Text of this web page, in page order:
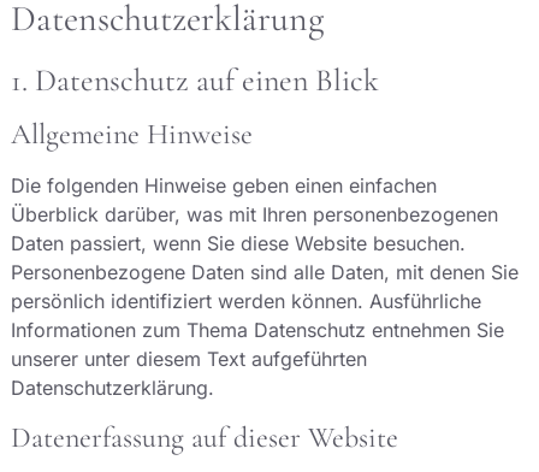
Datenschutz­erklärung
1. Datenschutz auf einen Blick
Allgemeine Hinweise
Die folgenden Hinweise geben einen einfachen
Überblick darüber, was mit Ihren personenbezogenen
Daten passiert, wenn Sie diese Website besuchen.
Personenbezogene Daten sind alle Daten, mit denen Sie
persönlich identifiziert werden können. Ausführliche
Informationen zum Thema Datenschutz entnehmen Sie
unserer unter diesem Text aufgeführten
Datenschutzerklärung.
Datenerfassung auf dieser Website